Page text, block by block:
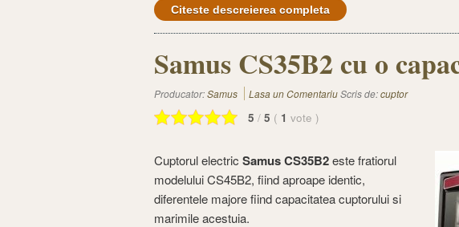
Citeste descreierea completa
Samus CS35B2 cu o
Producator:Samus Lasa un ComentariuScris de:cuptor
5 / 5 ( 1 vote )
Cuptorul electric Samus CS35B2este fratiorul
modelului CS45B2, fiind aproape identic,
diferentele majore fiind capacitatea cuptorului si
marimile acestuia.